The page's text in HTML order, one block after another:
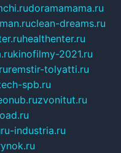
doramamama.ru
clean-dreams.ru
healthenter.ru
kinofilmy-2021.ru
remstir-tolyatti.ru
spb.ru
zvonitut.ru
ru-industria.ru